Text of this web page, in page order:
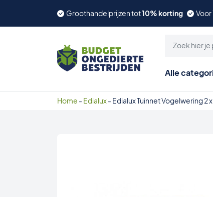
Groothandelprijzen tot10% korting Voor
Alle
Home - Edialux- Edialux Tuinnet Vogelwering 2